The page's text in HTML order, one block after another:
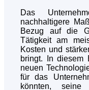
Das
nachhaltigere
Bezug auf die
Tätigkeit am
Kosten und
bringt. In diesem
neuen
für das
könnten, seine